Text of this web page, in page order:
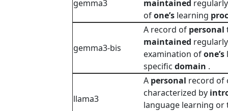
gemma3
maintained
ofone’s learning
gemma3-bis
A record of personal
maintained
examination ofone’s
specific domain .
llama3
A personal record of
characterized by
language learning